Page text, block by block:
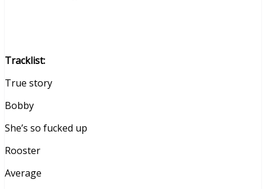
Tracklist:
True story
Bobby
She’s so fucked up
Rooster
Average